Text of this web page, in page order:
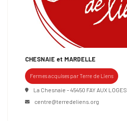
CHESNAIE et MARDELLE
Fermes acquises par Terre de Liens
La Chesnaie – 45450 FAY AUX LOGES
centre@terredeliens.org